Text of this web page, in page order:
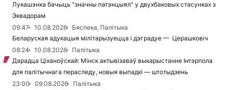
Лукашэнка бачыць "значны патэнцыял" у двухбаковых стасунках з
Эквадорам
09:47
10.08.2026
Бяспека, Палітыка
Беларуская адукацыя мілітарызуецца і дэградуе — Церашковіч
08:24
10.08.2026
Палітыка
Дарадца Ціханоўскай: Мінск актывізаваў выкарыстанне Інтэрпола
для палітычнага пераследу, новыя выпадкі — штотыдзень
23:00
09.08.2026
Палітыка